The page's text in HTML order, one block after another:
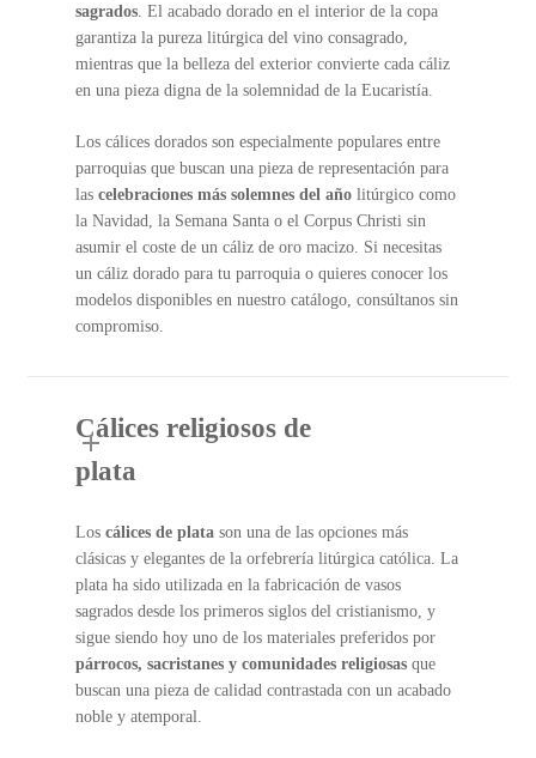
sagrados. El acabado dorado en el interior de la copa
garantiza la pureza litúrgica del vino consagrado,
mientras que la belleza del exterior convierte cada cáliz
en una pieza digna de la solemnidad de la Eucaristía.
Los cálices dorados son especialmente populares entre
parroquias que buscan una pieza de representación para
las celebraciones más solemnes del año litúrgico como
la Navidad, la Semana Santa o el Corpus Christi sin
asumir el coste de un cáliz de oro macizo. Si necesitas
un cáliz dorado para tu parroquia o quieres conocer los
modelos disponibles en nuestro catálogo, consúltanos sin
compromiso.
Cálices religiosos de
plata
Los cálices de plata son una de las opciones más
clásicas y elegantes de la orfebrería litúrgica católica. La
plata ha sido utilizada en la fabricación de vasos
sagrados desde los primeros siglos del cristianismo, y
sigue siendo hoy uno de los materiales preferidos por
párrocos, sacristanes y comunidades religiosas que
buscan una pieza de calidad contrastada con un acabado
noble y atemporal.